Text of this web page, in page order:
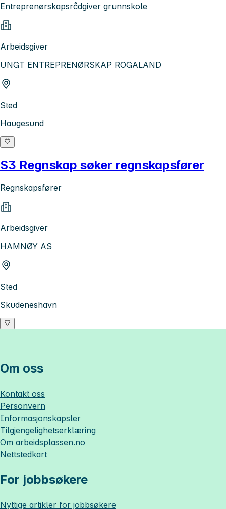
Entreprenørskapsrådgiver grunnskole
Arbeidsgiver
UNGT ENTREPRENØRSKAP ROGALAND
Sted
Haugesund
S3 Regnskap søker regnskapsfører
Regnskapsfører
Arbeidsgiver
HAMNØY AS
Sted
Skudeneshavn
Om oss
Kontakt oss
Personvern
Informasjonskapsler
Tilgjengelighetserklæring
Om arbeidsplassen.no
Nettstedkart
For jobbsøkere
Nyttige artikler for jobbsøkere